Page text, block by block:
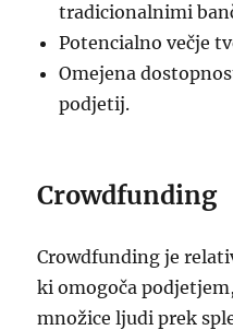
tradicionalnimi
Potencialno večje
Omejena
podjetij.
Crowdfunding
Crowdfunding je
ki omogoča
množice ljudi prek